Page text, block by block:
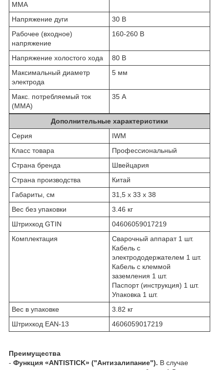
MMA
Напряжение дуги
30 В
Рабочее (входное)
напряжение
160-260 В
Напряжение холостого хода
80 В
Максимальный диаметр
электрода
5 мм
Макс. потребляемый ток
(MMA)
35 А
Дополнительные характеристики
Серия
IWM
Класс товара
Профессиональный
Страна бренда
Швейцария
Страна производства
Китай
Габариты, см
31,5 х 33 х 38
Вес без упаковки
3.46 кг
Штрихкод GTIN
04606059017219
Комплектация
Сварочный аппарат 1 шт.
Кабель с
электрододержателем 1 шт.
Кабель с клеммой
заземления 1 шт.
Паспорт (инструкция) 1 шт.
Упаковка 1 шт.
Вес в упаковке
3.82 кг
Штрихкод EAN-13
4606059017219
Преимущества
- Функция «ANTISTICK» ("Антизалипание"). В случае